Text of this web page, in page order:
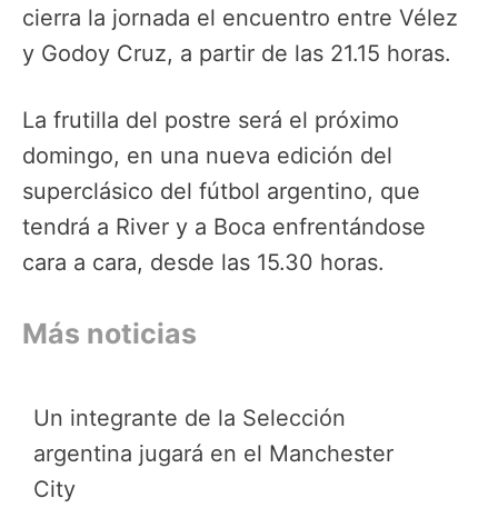
cierra la jornada el encuentro entre Vélez
y Godoy Cruz, a partir de las 21.15 horas.
La frutilla del postre será el próximo
domingo, en una nueva edición del
superclásico del fútbol argentino, que
tendrá a River y a Boca enfrentándose
cara a cara, desde las 15.30 horas.
Más noticias
Un integrante de la Selección
argentina jugará en el Manchester
City